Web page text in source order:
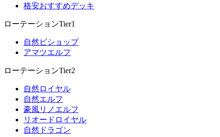
格安おすすめデッキ
ローテーションTier1
自然ビショップ
アマツエルフ
ローテーションTier2
自然ロイヤル
自然エルフ
豪風リノエルフ
リオードロイヤル
自然ドラゴン